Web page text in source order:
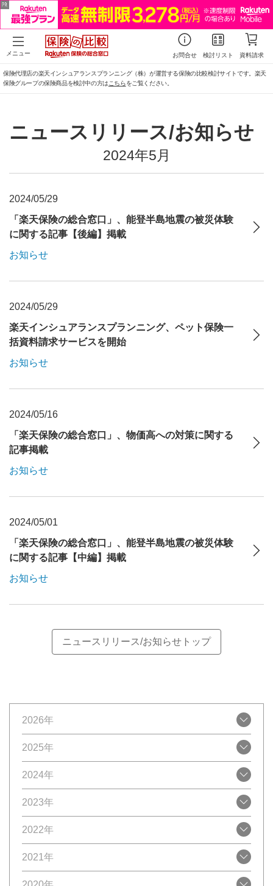
メニュー お問合せ 検討リスト 資料請求
保険代理店の楽天インシュアランスプランニング（株）が運営する保険の比較検討サイトです。楽天
保険グループの保険商品を検討中の方は こちらをご覧ください。
ニュースリリース/お知らせ
2024年5月
2024/05/29
「楽天保険の総合窓口」、能登半島地震の被災体験
に関する記事【後編】掲載
お知らせ
2024/05/29
楽天インシュアランスプランニング、ペット保険一
括資料請求サービスを開始
お知らせ
2024/05/16
「楽天保険の総合窓口」、物価高への対策に関する
記事掲載
お知らせ
2024/05/01
「楽天保険の総合窓口」、能登半島地震の被災体験
に関する記事【中編】掲載
お知らせ
ニュースリリース/お知らせトップ
2026年
2025年
2024年
2023年
2022年
2021年